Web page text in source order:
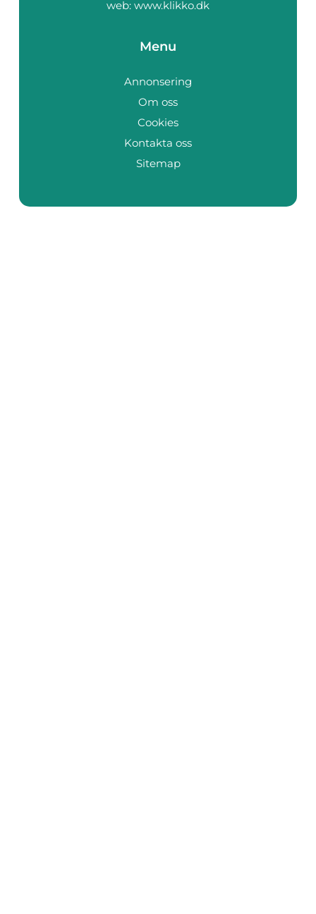
web: www.klikko.dk
Menu
Annonsering
Om oss
Cookies
Kontakta oss
Sitemap